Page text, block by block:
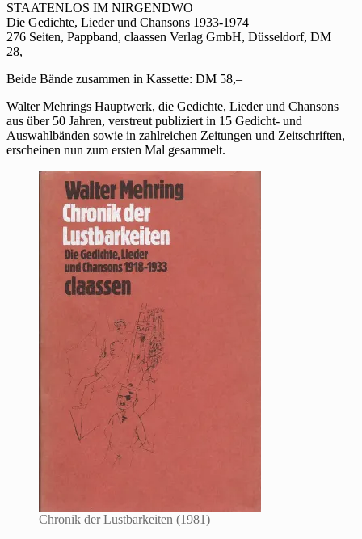
im
STAATENLOS IM NIRGENDWO
Die Gedichte, Lieder und Chansons 1933-1974
276 Seiten, Pappband, claassen Verlag GmbH, Düsseldorf, DM
28,–
Beide Bände zusammen in Kassette: DM 58,–
Walter Mehrings Hauptwerk, die Gedichte, Lieder und Chansons
aus über 50 Jahren, verstreut publiziert in 15 Gedicht- und
Auswahlbänden sowie in zahlreichen Zeitungen und Zeitschriften,
erscheinen nun zum ersten Mal gesammelt.
Chronik der Lustbarkeiten (1981)